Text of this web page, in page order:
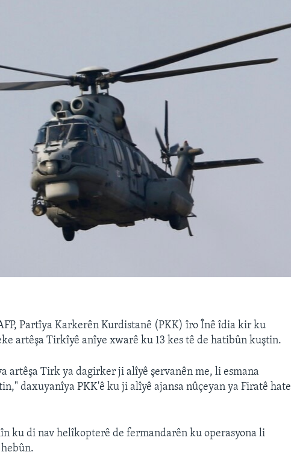
Partîya Karkerên Kurdistanê (PKK) îro Înê îdia kir ku
artêşa Tirkîyê anîye xwarê ku 13 kes tê de hatibûn kuştin.
artêşa Tirk ya dagirker ji alîyê şervanên me, li esmana
daxuyanîya PKK'ê ku ji alîyê ajansa nûçeyan ya Firatê hate
ku di nav helîkopterê de fermandarên ku operasyona li